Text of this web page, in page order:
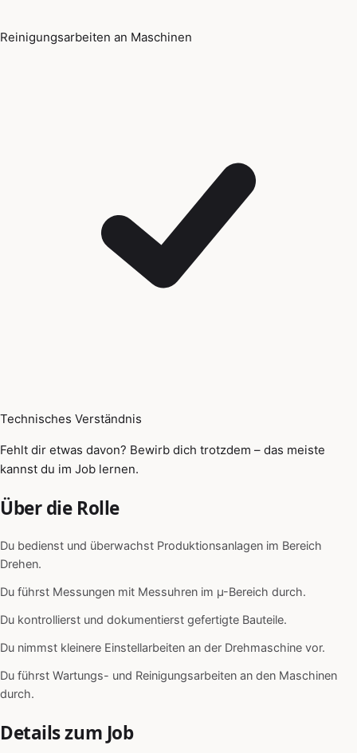
Reinigungsarbeiten an Maschinen
Technisches Verständnis
Fehlt dir etwas davon? Bewirb dich trotzdem – das meiste
kannst du im Job lernen.
Über die Rolle
Du bedienst und überwachst Produktionsanlagen im Bereich
Drehen.
Du führst Messungen mit Messuhren im µ-Bereich durch.
Du kontrollierst und dokumentierst gefertigte Bauteile.
Du nimmst kleinere Einstellarbeiten an der Drehmaschine vor.
Du führst Wartungs- und Reinigungsarbeiten an den Maschinen
durch.
Details zum Job